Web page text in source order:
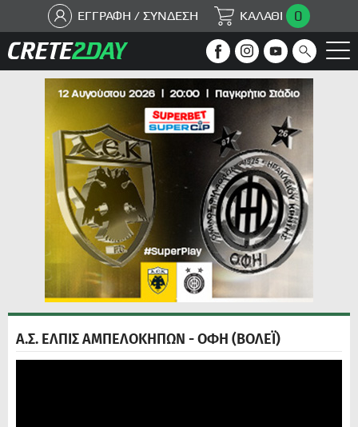
ΕΓΓΡΑΦΗ / ΣΥΝΔΕΣΗ ΚΑΛΑΘΙ 0
Α.Σ. ΕΛΠΙΣ ΑΜΠΕΛΟΚΗΠΩΝ - ΟΦΗ (ΒΟΛΕΪ)